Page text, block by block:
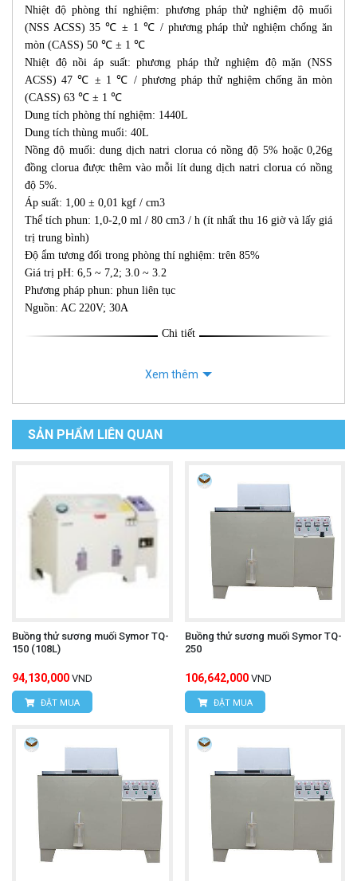
Nhiệt độ phòng thí nghiệm: phương pháp thử nghiệm độ muối
(NSS ACSS) 35 ℃ ± 1 ℃ / phương pháp thử nghiệm chống ăn
mòn (CASS) 50 ℃ ± 1 ℃
Nhiệt độ nồi áp suất: phương pháp thử nghiệm độ mặn (NSS
ACSS) 47 ℃ ± 1 ℃ / phương pháp thử nghiệm chống ăn mòn
(CASS) 63 ℃ ± 1 ℃
Dung tích phòng thí nghiệm: 1440L
Dung tích thùng muối: 40L
Nồng độ muối: dung dịch natri clorua có nồng độ 5% hoặc 0,26g
đồng clorua được thêm vào mỗi lít dung dịch natri clorua có nồng
độ 5%.
Áp suất: 1,00 ± 0,01 kgf / cm3
Thể tích phun: 1,0-2,0 ml / 80 cm3 / h (ít nhất thu 16 giờ và lấy giá
trị trung bình)
Độ ẩm tương đối trong phòng thí nghiệm: trên 85%
Giá trị pH: 6,5 ~ 7,2; 3.0 ~ 3.2
Phương pháp phun: phun liên tục
Nguồn: AC 220V; 30A
Chi tiết
Xem thêm
SẢN PHẨM LIÊN QUAN
Buồng thử sương muối Symor TQ-
150 (108L)
94,130,000 VND
ĐẶT MUA
Buồng thử sương muối Symor TQ-
250
106,642,000 VND
ĐẶT MUA